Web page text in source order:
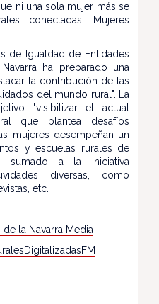
ni una sola mujer más se
conectadas. Mujeres
de Igualdad de Entidades
ha preparado una
la contribución de las
del mundo rural". La
"visibilizar el actual
que plantea desafíos
mujeres desempeñan un
y escuelas rurales de
sumado a la iniciativa
diversas, como
etc.
la Navarra Media